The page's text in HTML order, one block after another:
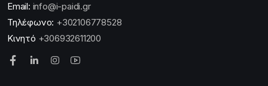
Email: info@i-paidi.gr
Τηλέφωνο: +302106778528
Κινητό +306932611200